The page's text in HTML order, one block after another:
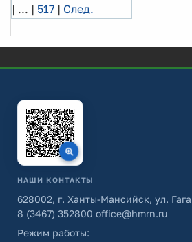
| ... | 517 | След.
НАШИ КОНТАКТЫ
628002, г. Ханты-Мансийск, ул.
8 (3467) 352800 office@hmrn.ru
Режим работы: